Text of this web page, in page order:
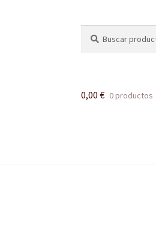
por:
0,00 € 0 productos